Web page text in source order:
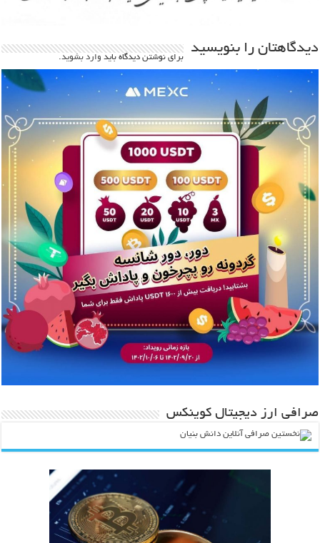
دیدگاهتان را بنویسید
برای نوشتن دیدگاه باید وارد بشوید.
صرافی ارز دیجیتال کوینکس